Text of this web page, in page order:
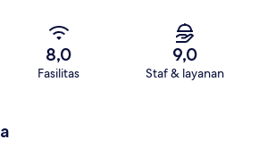
8,0
Fasilitas
9,0
Staf & layanan